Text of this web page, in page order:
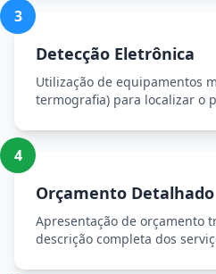
3
Detecção Eletrônica
Utilização de equipamentos
termografia) para localizar o
4
Orçamento Detalhado
Apresentação de orçamento
descrição completa dos